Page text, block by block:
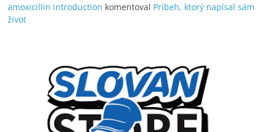
amoxicillin introduction komentoval Príbeh, ktorý napísal sám
život